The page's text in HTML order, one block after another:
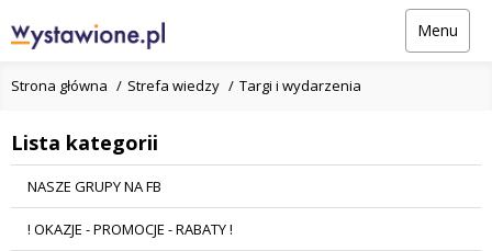
Menu
Strona główna Strefa wiedzy Targi i wydarzenia
Lista kategorii
NASZE GRUPY NA FB
! OKAZJE - PROMOCJE - RABATY !